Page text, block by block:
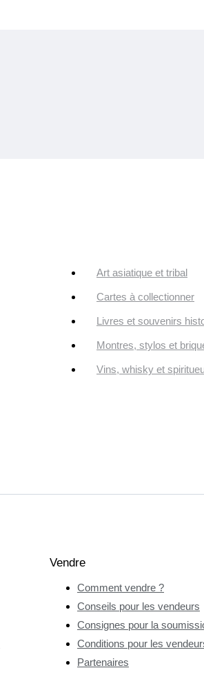
Art asiatique et tribal
Cartes à collectionner
Livres et souvenirs
Montres, stylos et
Vins, whisky et
Vendre
Comment vendre ?
Conseils pour les vendeurs
Consignes pour la
Conditions pour les
Partenaires